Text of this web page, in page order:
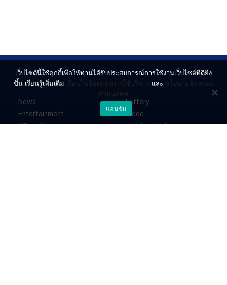
News
Entertainment
Lifestyle
Lottery
Video
ร่วมด้วยช่วยกัน
เว็บไซต์นี้ใช้คุกกี้เพื่อให้ท่านได้รับประสบการณ์การใช้งานเว็บไซต์ที่ดียิ่ง
ขึ้น เรียนรู้เพิ่มเติม เงื่อนไขข้อตกลงการใช้บริการ และ นโยบายคุ้มครอง
ส่วนบุคคล
ยอมรับ